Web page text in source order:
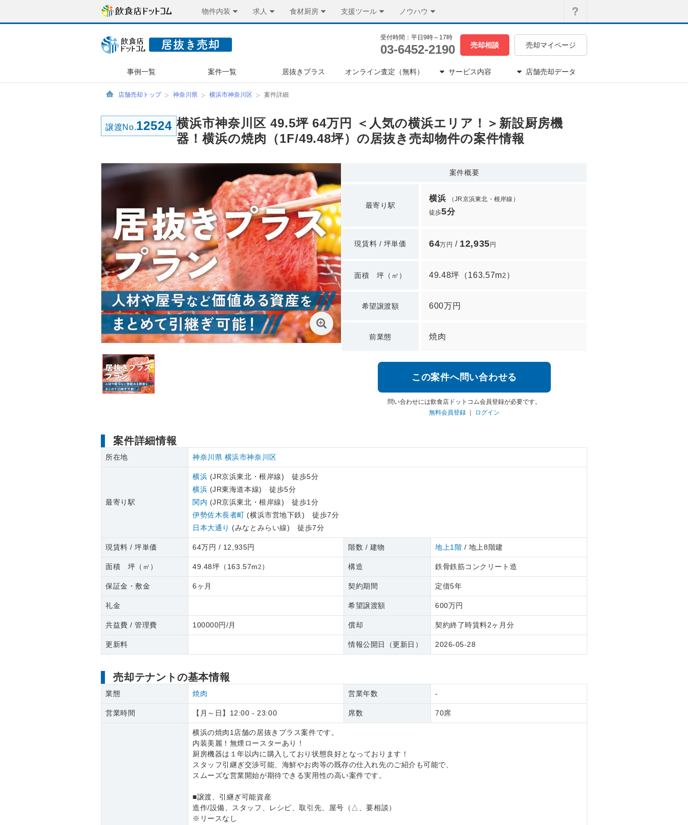
物件内装 求人 食材厨房 支援ツール ノウハウ
受付時間：平日9時～17時
03-6452-2190 売却相談 売却マイページ
事例一覧 案件一覧 居抜きプラス オンライン査定（無料） サービス内容 店舗売却データ
店舗売却トップ 神奈川県 横浜市神奈川区 案件詳細
譲渡No.12524 横浜市神奈川区 49.5坪 64万円 ＜人気の横浜エリア！＞新設厨房機
器！横浜の焼肉（1F/49.48坪）の居抜き売却物件の案件情報
案件概要
最寄り駅
横浜
（JR京浜東北・根岸線）
徒歩5分
現賃料 / 坪単価 64万円 / 12,935 円
面積 坪（㎡） 49.48坪 （163.57m2 ）
希望譲渡額 600万円
前業態 焼肉
この案件へ問い合わせる
問い合わせには飲食店ドットコム会員登録が必要です。
無料会員登録
ログイン
案件詳細情報
所在地 神奈川県 横浜市神奈川区
最寄り駅
横浜 (JR京浜東北・根岸線) 徒歩5分
横浜 (JR東海道本線) 徒歩5分
関内 (JR京浜東北・根岸線) 徒歩1分
伊勢佐木長者町 (横浜市営地下鉄) 徒歩7分
日本大通り (みなとみらい線) 徒歩7分
現賃料 / 坪単価 64万円 / 12,935円 階数 / 建物 地上1階 / 地上8階建
面積 坪（㎡） 49.48坪 （ 163.57m2 ） 構造 鉄骨鉄筋コンクリート造
保証金・敷金 6ヶ月 契約期間 定借5年
礼金 希望譲渡額 600万円
共益費 / 管理費 100000円/月 償却 契約終了時賃料2ヶ月分
更新料 情報公開日（更新日） 2026-05-28
売却テナントの基本情報
業態 焼肉 営業年数 -
営業時間 【月～日】12:00 - 23:00 席数 70席
横浜の焼肉1店舗の居抜きプラス案件です。
内装美麗！無煙ロースターあり！
厨房機器は１年以内に購入しており状態良好となっております！
スタッフ引継ぎ交渉可能、海鮮やお肉等の既存の仕入れ先のご紹介も可能で、
スムーズな営業開始が期待できる実用性の高い案件です。
■譲渡、引継ぎ可能資産
造作/設備、スタッフ、レシピ、取引先、屋号（△、要相談）
※リースなし